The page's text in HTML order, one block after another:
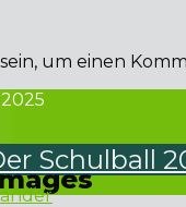
sein, um einen
Schulball